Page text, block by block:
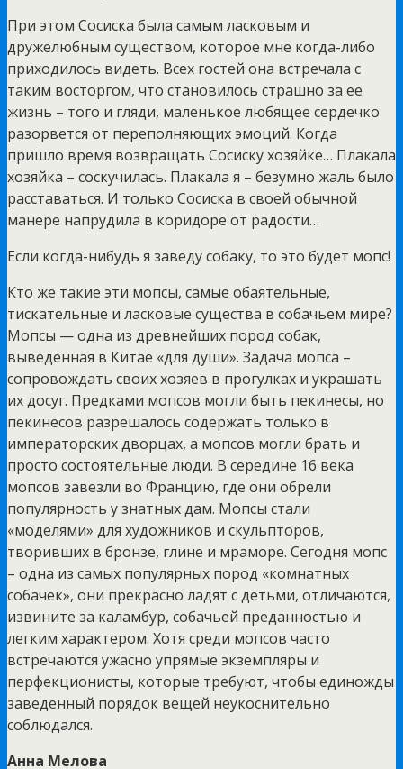
При этом Сосиска была самым ласковым и
дружелюбным существом, которое мне когда-либо
приходилось видеть. Всех гостей она встречала с
таким восторгом, что становилось страшно за ее
жизнь – того и гляди, маленькое любящее сердечко
разорвется от переполняющих эмоций. Когда
пришло время возвращать Сосиску хозяйке… Плакала
хозяйка – соскучилась. Плакала я – безумно жаль было
расставаться. И только Сосиска в своей обычной
манере напрудила в коридоре от радости…
Если когда-нибудь я заведу собаку, то это будет мопс!
Кто же такие эти мопсы, самые обаятельные,
тискательные и ласковые существа в собачьем мире?
Мопсы — одна из древнейших пород собак,
выведенная в Китае «для души». Задача мопса –
сопровождать своих хозяев в прогулках и украшать
их досуг. Предками мопсов могли быть пекинесы, но
пекинесов разрешалось содержать только в
императорских дворцах, а мопсов могли брать и
просто состоятельные люди. В середине 16 века
мопсов завезли во Францию, где они обрели
популярность у знатных дам. Мопсы стали
«моделями» для художников и скульпторов,
творивших в бронзе, глине и мраморе. Сегодня мопс
– одна из самых популярных пород «комнатных
собачек», они прекрасно ладят с детьми, отличаются,
извините за каламбур, собачьей преданностью и
легким характером. Хотя среди мопсов часто
встречаются ужасно упрямые экземпляры и
перфекционисты, которые требуют, чтобы единожды
заведенный порядок вещей неукоснительно
соблюдался.
Анна Мелова